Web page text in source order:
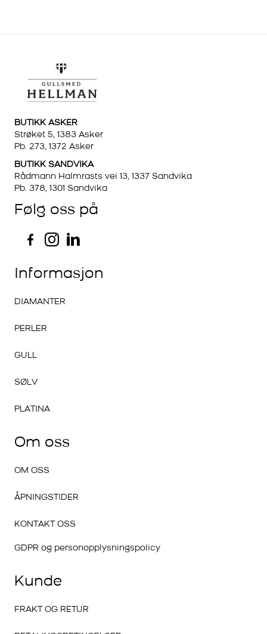
BUTIKK ASKER
Strøket 5, 1383 Asker
Pb. 273, 1372 Asker
BUTIKK SANDVIKA
Rådmann Halmrasts vei 13, 1337 Sandvika
Pb. 378, 1301 Sandvika
Følg oss på
Informasjon
DIAMANTER
PERLER
GULL
SØLV
PLATINA
Om oss
OM OSS
ÅPNINGSTIDER
KONTAKT OSS
GDPR og personopplysningspolicy
Kunde
FRAKT OG RETUR